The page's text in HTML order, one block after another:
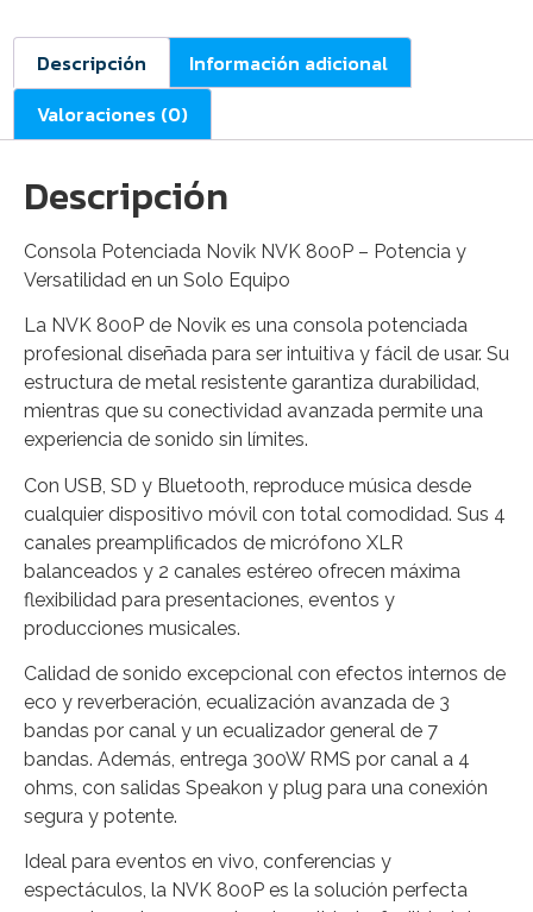
Descripción
Información adicional
Valoraciones (0)
Descripción
Consola Potenciada Novik NVK 800P – Potencia y
Versatilidad en un Solo Equipo
La NVK 800P de Novik es una consola potenciada
profesional diseñada para ser intuitiva y fácil de usar. Su
estructura de metal resistente garantiza durabilidad,
mientras que su conectividad avanzada permite una
experiencia de sonido sin límites.
Con USB, SD y Bluetooth, reproduce música desde
cualquier dispositivo móvil con total comodidad. Sus 4
canales preamplificados de micrófono XLR
balanceados y 2 canales estéreo ofrecen máxima
flexibilidad para presentaciones, eventos y
producciones musicales.
Calidad de sonido excepcional con efectos internos de
eco y reverberación, ecualización avanzada de 3
bandas por canal y un ecualizador general de 7
bandas. Además, entrega 300W RMS por canal a 4
ohms, con salidas Speakon y plug para una conexión
segura y potente.
Ideal para eventos en vivo, conferencias y
espectáculos, la NVK 800P es la solución perfecta